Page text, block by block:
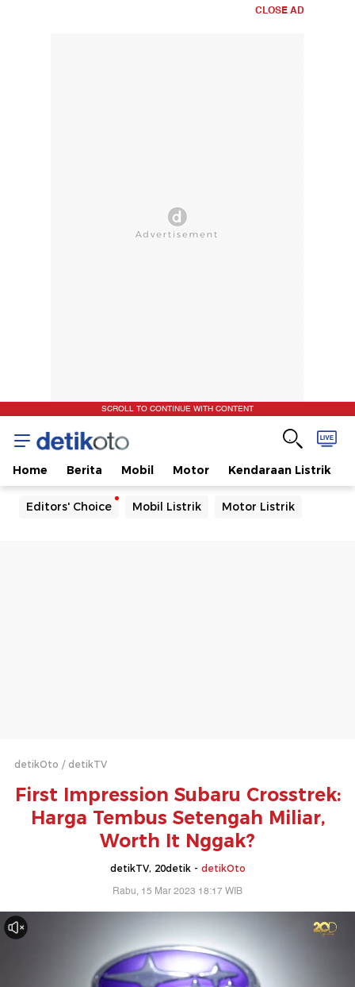
CLOSE AD
SCROLL TO CONTINUE WITH CONTENT
Home Berita Mobil Motor Kendaraan Listrik
Editors' Choice Mobil Listrik Motor Listrik
detikOto detikTV
First Impression Subaru Crosstrek:
Harga Tembus Setengah Miliar,
Worth It Nggak?
detikTV, 20detik - detikOto
Rabu, 15 Mar 2023 18:17 WIB